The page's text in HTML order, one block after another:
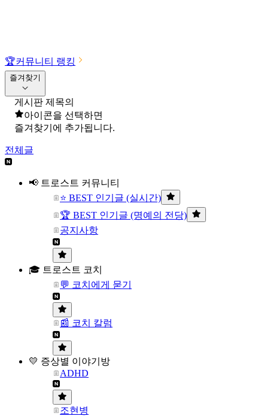
🏆커뮤니티 랭킹
즐겨찾기
게시판 제목의
아이콘을 선택하면
즐겨찾기에 추가됩니다.
전체글
📢 트로스트 커뮤니티
⭐ BEST 인기글 (실시간)
🏆 BEST 인기글 (명예의 전당)
공지사항
🎓 트로스트 코치
💬 코치에게 묻기
📰 코치 칼럼
💛 증상별 이야기방
ADHD
조현병